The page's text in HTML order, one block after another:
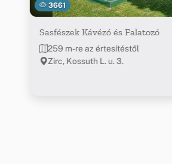
3661
Sasfészek Kávézó és Falatozó
259 m-re az értesítéstől
Zirc, Kossuth L. u. 3.